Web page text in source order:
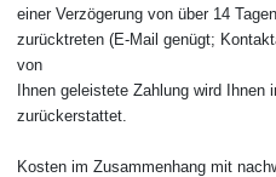
einer Verzögerung von über 14
zurücktreten (E-Mail genügt;
von
Ihnen geleistete Zahlung wird
zurückerstattet.
Kosten im Zusammenhang mit